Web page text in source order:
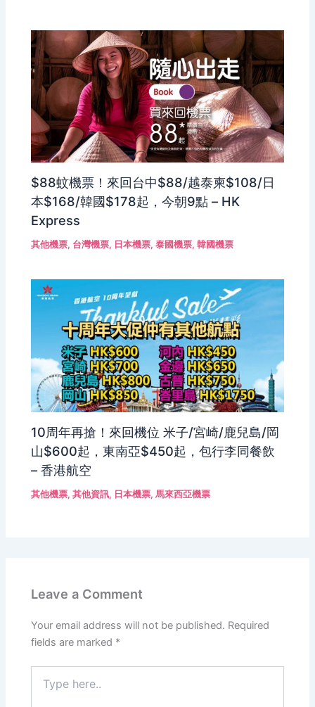
$88蚊機票！來回台中$88/越泰柬$108/日
本$168/韓國$178起，今朝9點 – HK
Express
其他機票, 台灣機票, 日本機票,泰國機票,韓國機票
10周年再搶！來回機位 米子/宮崎/鹿兒島/岡
山$600起，東南亞$450起，包行李同餐飲
– 香港航空
其他機票,其他資訊, 日本機票,馬來西亞機票
Leave a Comment
Your email address will not be published. Required
fields are marked *
here..